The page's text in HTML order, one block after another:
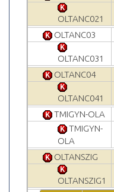
OLTANC021
OLTANC03
OLTANC031
OLTANC04
OLTANC041
TMIGYN-OLA
TMIGYN-
OLA
OLTANSZIG
OLTANSZIG1